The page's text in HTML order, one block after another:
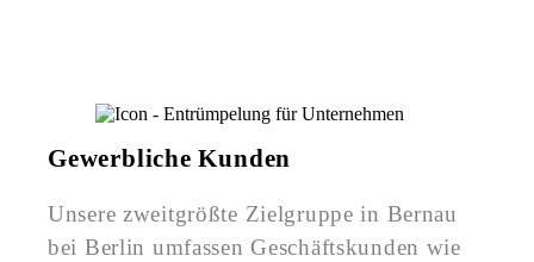
Gewerbliche Kunden
Unsere zweitgrößte Zielgruppe in Bernau
bei Berlin umfassen Geschäftskunden wie